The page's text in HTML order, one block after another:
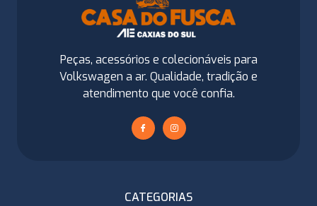
Peças, acessórios e colecionáveis para
Volkswagen a ar. Qualidade, tradição e
atendimento que você confia.
CATEGORIAS